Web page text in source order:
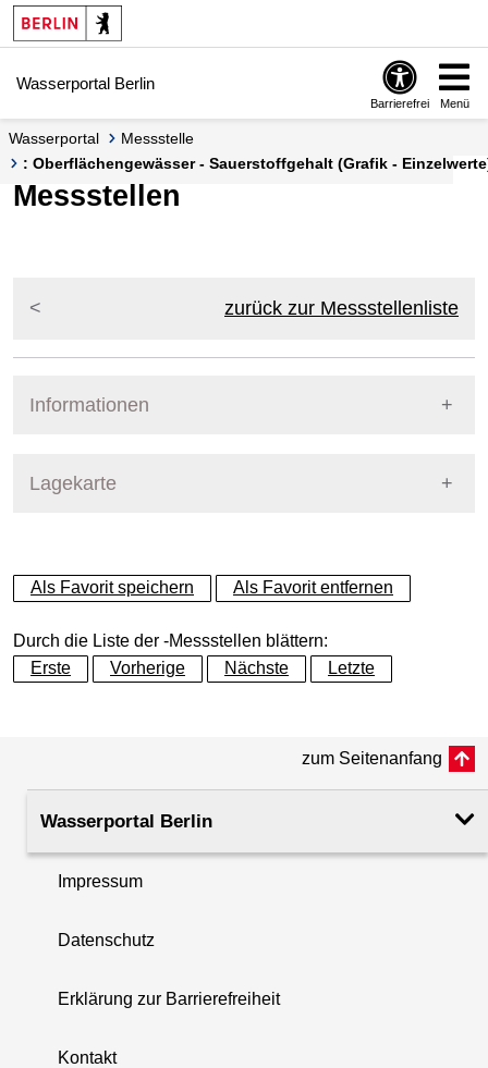
Springe zur Navigation
Springe zum Inhalt
Wasserportal Berlin
Barrierefrei Menü
Wasserportal
Messstelle
: Oberflächengewässer - Sauerstoffgehalt (Grafik -
Messstellen
zurück zur Messstellenliste
Informationen
Lagekarte
+
−
Als Favorit speichern Als Favorit entfernen
Durch die Liste der -Messstellen blättern:
Erste
Vorherige Nächste Letzte
zum Seitenanfang
Wasserportal Berlin
Impressum
Datenschutz
Erklärung zur Barrierefreiheit
Kontakt